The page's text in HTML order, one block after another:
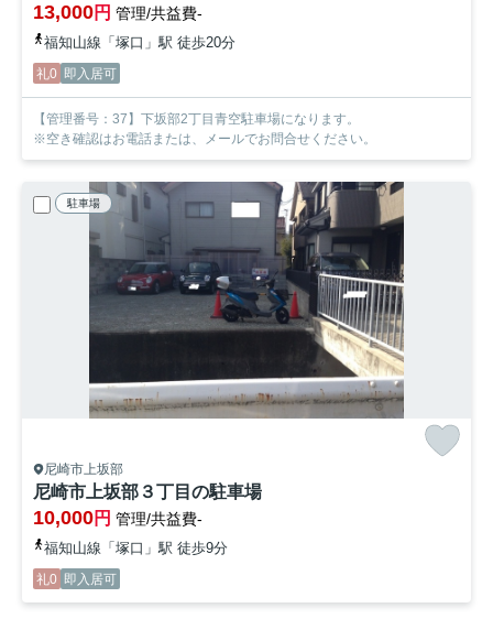
13,000円 管理/共益費-
福知山線「塚口」駅 徒歩20分
礼0 即入居可
【管理番号：37】下坂部2丁目青空駐車場になります。
※空き確認はお電話または、メールでお問合せください。
駐車場
尼崎市上坂部
尼崎市上坂部３丁目の駐車場
10,000円 管理/共益費-
福知山線「塚口」駅 徒歩9分
礼0 即入居可